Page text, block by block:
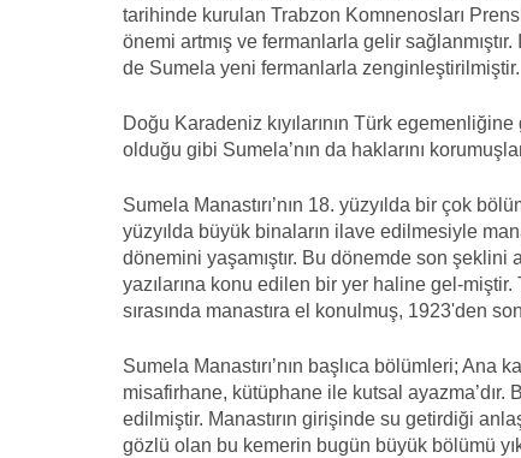
tarihinde kurulan Trabzon Komnenosları
önemi artmış ve fermanlarla gelir
de Sumela yeni fermanlarla zenginleştirilmiştir.
Doğu Karadeniz kıyılarının Türk
olduğu gibi Sumela’nın da haklarını
Sumela Manastırı’nın 18. yüzyılda bir çok
yüzyılda büyük binaların ilave edilmesiyle
dönemini yaşamıştır. Bu dönemde son şeklini
yazılarına konu edilen bir yer haline gel-miştir.
sırasında manastıra el konulmuş, 1923'den
Sumela Manastırı’nın başlıca bölümleri;
misafirhane, kütüphane ile kutsal
edilmiştir. Manastırın girişinde su getirdiği
gözlü olan bu kemerin bugün büyük bölümü